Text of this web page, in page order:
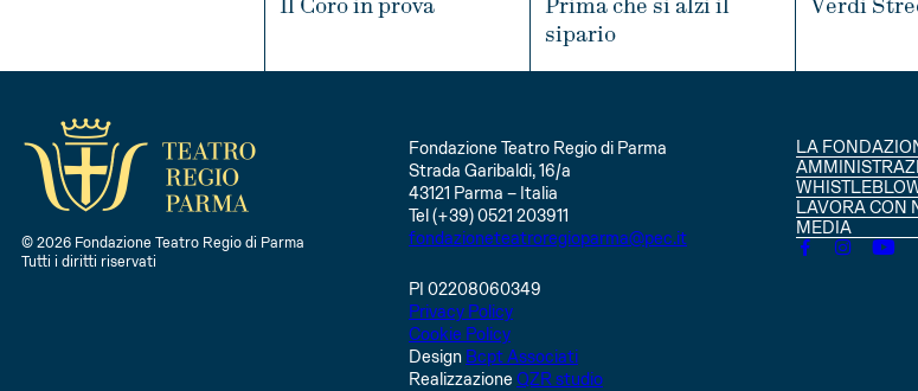
Il Coro in prova
INFO
Prima che si alzi il
sipario
Verdi
INFO
© 2026 Fondazione Teatro Regio di Parma
Tutti i diritti riservati
Fondazione Teatro Regio di Parma
Strada Garibaldi, 16/a
43121 Parma – Italia
Tel (+39) 0521 203911
fondazioneteatroregioparma@pec.it
PI 02208060349
Privacy Policy
Cookie Policy
Design Bcpt Associati
Realizzazione QZR studio
LA
CONSIGLIO
SOCI
STATUTO
LAVORA CON
MEDIA